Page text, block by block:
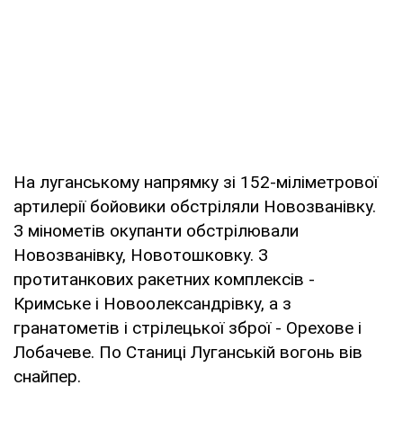
На луганському напрямку зі 152-міліметрової
артилерії бойовики обстріляли Новозванівку.
З мінометів окупанти обстрілювали
Новозванівку, Новотошковку. З
протитанкових ракетних комплексів -
Кримське і Новоолександрівку, а з
гранатометів і стрілецької зброї - Орехове і
Лобачеве. По Станиці Луганській вогонь вів
снайпер.